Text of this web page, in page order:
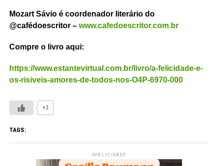
Mozart Sávio é coordenador literário do
@cafédoescritor – www.cafedoescritor.com.br
Compre o livro aqui:
https://www.estantevirtual.com.br/livro/a-felicidade-e-
os-risiveis-amores-de-todos-nos-O4P-6970-000
+3
TAGS:
PUBLICIDADE